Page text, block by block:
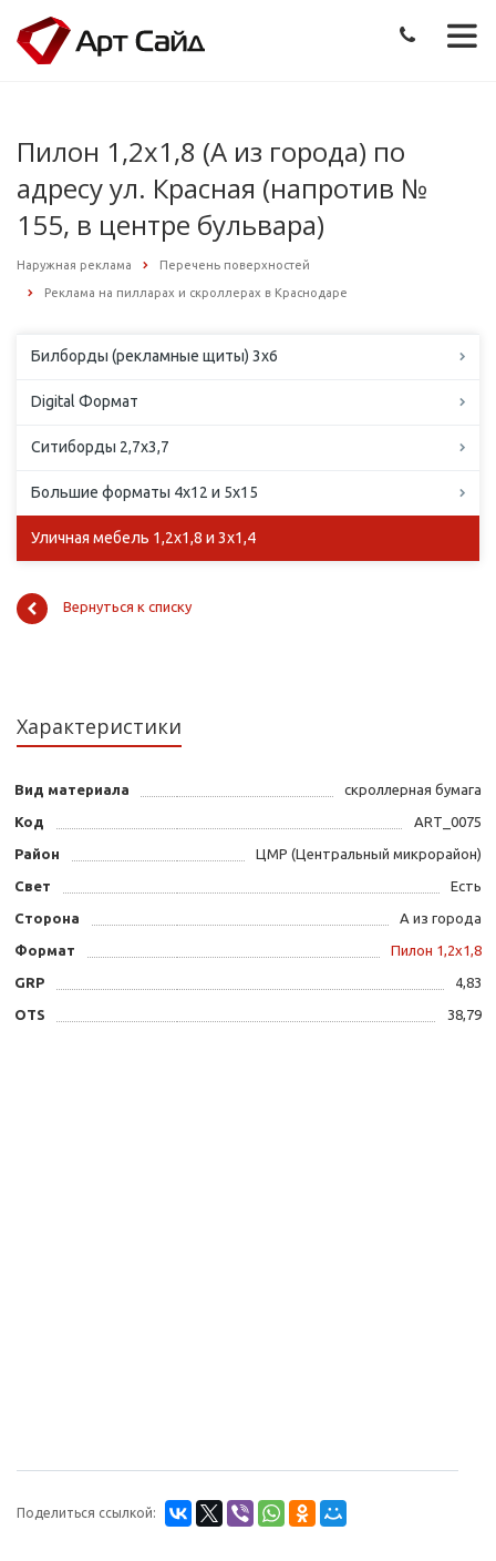
Пилон 1,2х1,8 (А из города) по
адресу ул. Красная (напротив №
155, в центре бульвара)
Наружная реклама Перечень поверхностей
Реклама на пилларах и скроллерах в Краснодаре
Билборды (рекламные щиты) 3х6
Digital Формат
Ситиборды 2,7х3,7
Большие форматы 4х12 и 5х15
Уличная мебель 1,2х1,8 и 3х1,4
Вернуться к списку
Характеристики
Вид материала скроллерная бумага
Код ART_0075
Район ЦМР (Центральный микрорайон)
Свет Есть
Сторона А из города
Формат Пилон 1,2х1,8
GRP 4,83
OTS 38,79
Поделиться ссылкой: